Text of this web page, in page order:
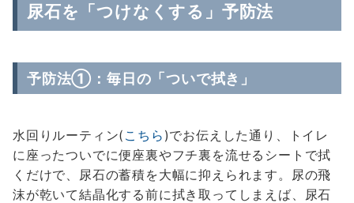
尿石を「つけなくする」予防法
予防法①：毎日の「ついで拭き」
水回りルーティン( こちら )でお伝えした通り、トイレ
に座ったついでに便座裏やフチ裏を流せるシートで拭
くだけで、尿石の蓄積を大幅に抑えられます。尿の飛
沫が乾いて結晶化する前に拭き取ってしまえば、尿石